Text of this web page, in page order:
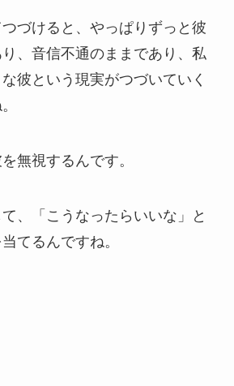
づけると、やっぱりずっと彼
、音信不通のままであり、私
彼という現実がつづいていく
無視するんです。
、「こうなったらいいな」と
てるんですね。